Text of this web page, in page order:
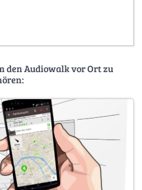
den Audiowalk vor Ort zu